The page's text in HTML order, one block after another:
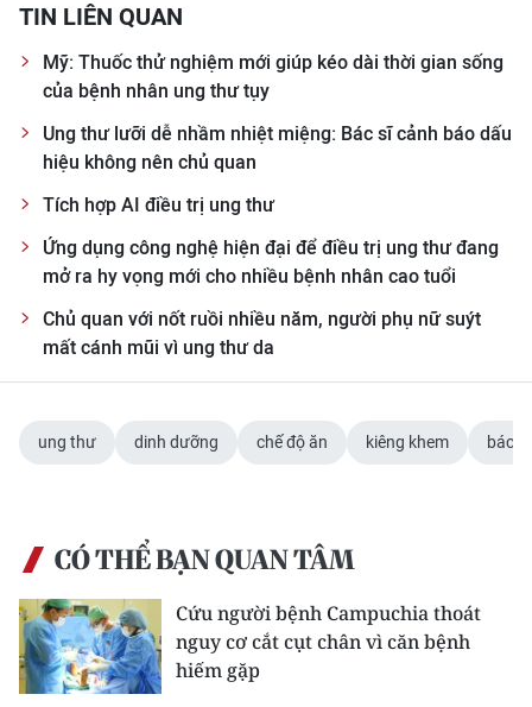
TIN LIÊN QUAN
Mỹ: Thuốc thử nghiệm mới giúp kéo dài thời gian sống
của bệnh nhân ung thư tụy
Ung thư lưỡi dễ nhầm nhiệt miệng: Bác sĩ cảnh báo dấu
hiệu không nên chủ quan
Tích hợp AI điều trị ung thư
Ứng dụng công nghệ hiện đại để điều trị ung thư đang
mở ra hy vọng mới cho nhiều bệnh nhân cao tuổi
Chủ quan với nốt ruồi nhiều năm, người phụ nữ suýt
mất cánh mũi vì ung thư da
ung thư dinh dưỡng chế độ ăn kiêng khem bác sĩ
CÓ THỂ BẠN QUAN TÂM
Cứu người bệnh Campuchia thoát
nguy cơ cắt cụt chân vì căn bệnh
hiếm gặp